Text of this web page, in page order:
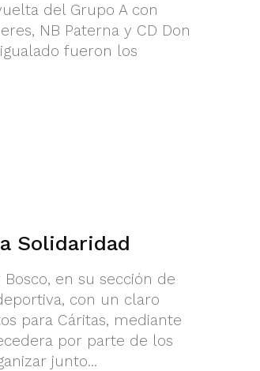
del Grupo A con
NB Paterna y CD Don
fueron los
Solidaridad
en su sección de
con un claro
para Cáritas, mediante
por parte de los
junto...